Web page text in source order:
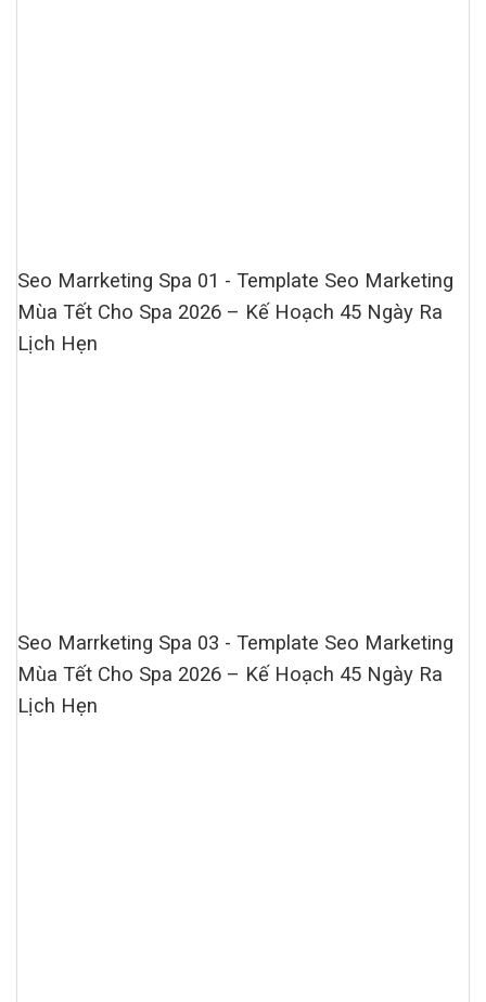
Seo Marrketing Spa 01 - Template Seo Marketing
Mùa Tết Cho Spa 2026 – Kế Hoạch 45 Ngày Ra
Lịch Hẹn
Seo Marrketing Spa 03 - Template Seo Marketing
Mùa Tết Cho Spa 2026 – Kế Hoạch 45 Ngày Ra
Lịch Hẹn